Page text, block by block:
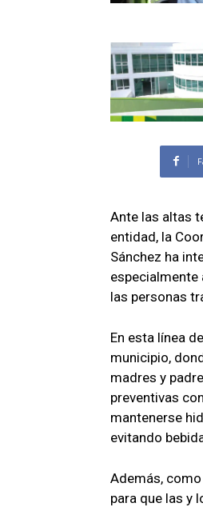
Ante las altas
entidad, la
Sánchez ha
especialmente
las personas
En esta línea
municipio,
madres y
preventivas
mantenerse
evitando
Además,
para que las y